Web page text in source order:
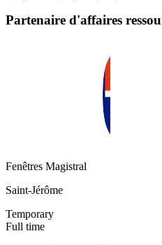
Partenaire d'affaires
Fenêtres Magistral
Saint-Jérôme
Temporary
Full time